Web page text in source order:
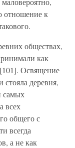
отношение к
обществах,
как
Освящение
деревня,
самых
всех
общего с
всегда
а не как